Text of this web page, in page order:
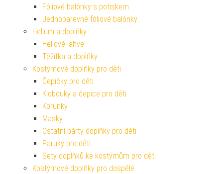
Fóliové balónky s potiskem
Jednobarevné fóliové balónky
Helium a doplňky
Heliové lahve
Těžítka a doplňky
Kostýmové doplňky pro děti
Čepičky pro děti
Klobouky a čepice pro děti
Korunky
Masky
Ostatní párty doplňky pro děti
Paruky pro děti
Sety doplňků ke kostýmům pro děti
Kostýmové doplňky pro dospělé